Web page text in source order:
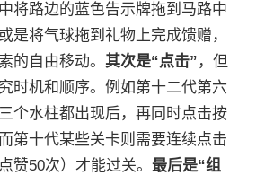
将路边的蓝色告示牌拖到马路中
是将气球拖到礼物上完成馈赠，
的自由移动。 其次是“点击” ，但
时机和顺序。例如第十二代第六
个水柱都出现后，再同时点击按
第十代某些关卡则需要连续点击
赞50次）才能过关。 最后是“组